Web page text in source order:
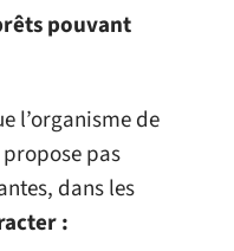
pouvant
l’organisme de
pas
dans les
: